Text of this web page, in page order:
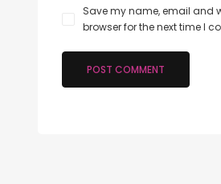
Save my name, email and
browser for the next time I